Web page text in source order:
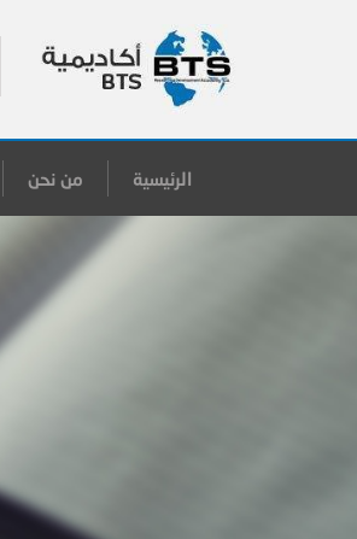
الرئيسية من نحن